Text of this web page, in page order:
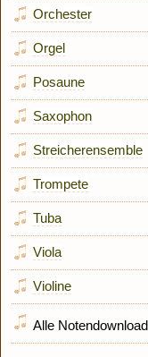
Orchester
Orgel
Posaune
Saxophon
Streicherensemble
Trompete
Tuba
Viola
Violine
Alle